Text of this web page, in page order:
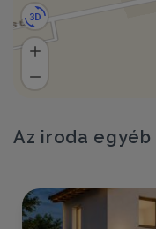
Az iroda